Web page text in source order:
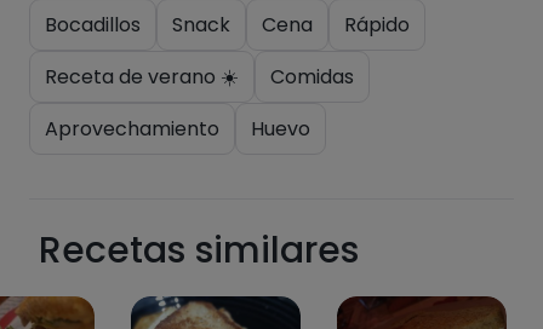
Bocadillos Snack Cena
Rápido
Receta de verano ☀️
Comidas
Aprovechamiento
Huevo
Recetas similares